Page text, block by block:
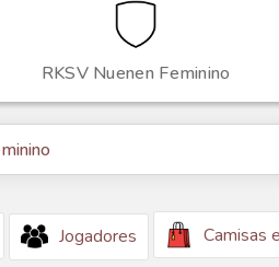
RKSV Nuenen Feminino
Jogadores Camisas